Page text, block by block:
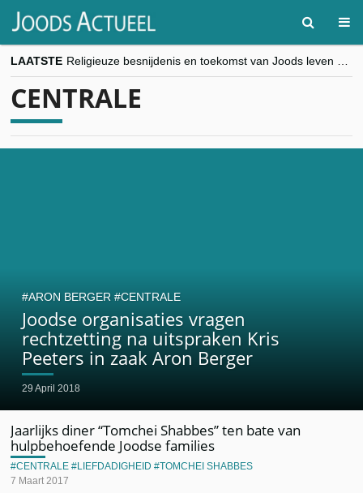
LAATSTE
“Besnijdenisdebat toont hoe moeilijk seculiere Westen minderheden begrijpt”, Jinnih Beels (Vooruit)
CENTRALE
Joodse organisaties vragen
rechtzetting na uitspraken Kris
Peeters in zaak Aron Berger
29 April 2018
ARON BERGER CENTRALE
Jaarlijks diner “Tomchei Shabbes” ten bate van
hulpbehoefende Joodse families
7 Maart 2017
CENTRALE LIEFDADIGHEID TOMCHEI SHABBES